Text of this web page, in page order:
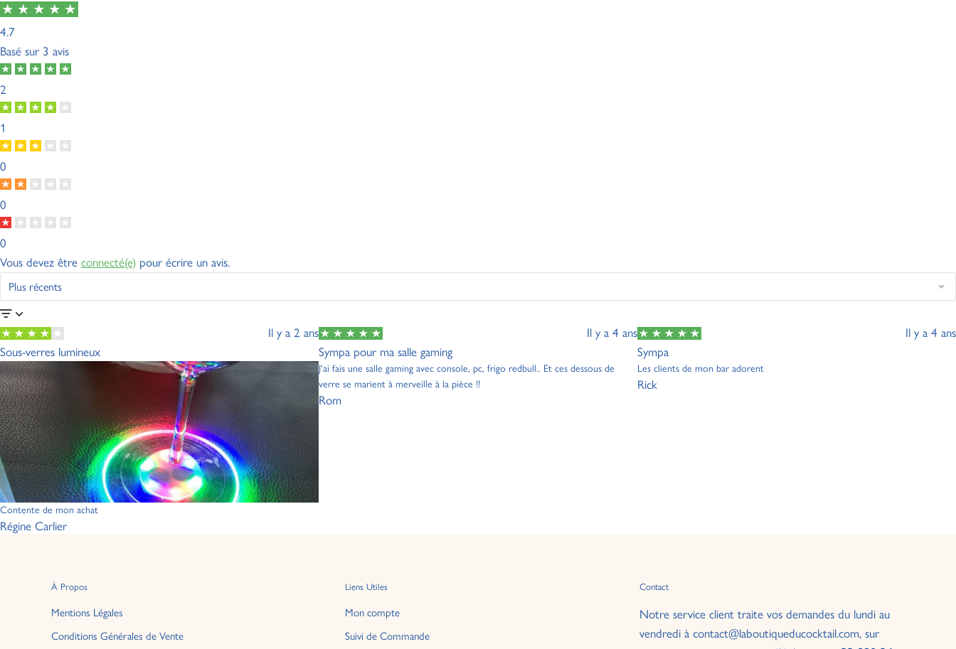
4.7
Basé sur 3 avis
2
1
0
0
0
Vous devez être connecté(e) pour écrire un avis.
Il y a 2 ans
Sous-verres lumineux
Contente de mon achat
Régine Carlier
Il y a 4 ans
Sympa pour ma salle gaming
J'ai fais une salle gaming avec console, pc, frigo redbull.. Et ces dessous de
verre se marient à merveille à la pièce !!
Rom
Il y a 4 ans
Sympa
Les clients de mon bar adorent
Rick
À Propos
Mentions Légales
Conditions Générales de Vente
Liens Utiles
Mon compte
Suivi de Commande
Contact
Notre service client traite vos demandes du lundi au
vendredi à contact@laboutiqueducocktail.com, sur